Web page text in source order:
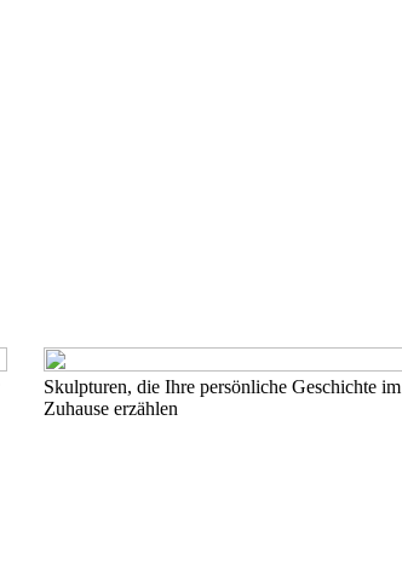
Skulpturen, die Ihre persönliche Geschichte im
Zuhause erzählen